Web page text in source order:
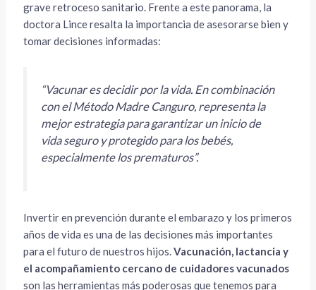
grave retroceso sanitario. Frente a este panorama, la
doctora Lince resalta la importancia de asesorarse bien y
tomar decisiones informadas:
“Vacunar es decidir por la vida. En combinación
con el Método Madre Canguro, representa la
mejor estrategia para garantizar un inicio de
vida seguro y protegido para los bebés,
especialmente los prematuros”.
Invertir en prevención durante el embarazo y los primeros
años de vida es una de las decisiones más importantes
para el futuro de nuestros hijos.Vacunación, lactancia y
el acompañamiento cercano de cuidadores vacunados
son las herramientas más poderosas que tenemos para